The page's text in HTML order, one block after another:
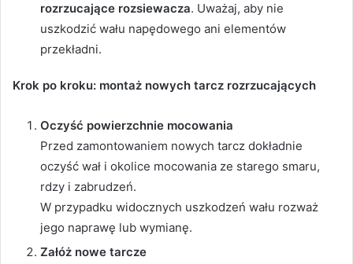
rozrzucające rozsiewacza. Uważaj, aby nie
uszkodzić wału napędowego ani elementów
przekładni.
Krok po kroku: montaż nowych tarcz rozrzucających
Oczyść powierzchnie mocowania
Przed zamontowaniem nowych tarcz dokładnie
oczyść wał i okolice mocowania ze starego smaru,
rdzy i zabrudzeń.
W przypadku widocznych uszkodzeń wału rozważ
jego naprawę lub wymianę.
Załóż nowe tarcze